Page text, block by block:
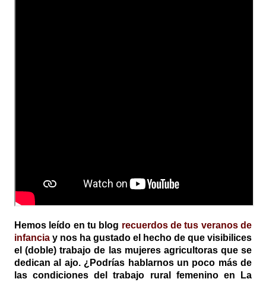
Hemos leído en tu blog recuerdos de tus veranos de
infancia y nos ha gustado el hecho de que visibilices
el (doble) trabajo de las mujeres agricultoras que se
dedican al ajo. ¿Podrías hablarnos un poco más de
las condiciones del trabajo rural femenino en La